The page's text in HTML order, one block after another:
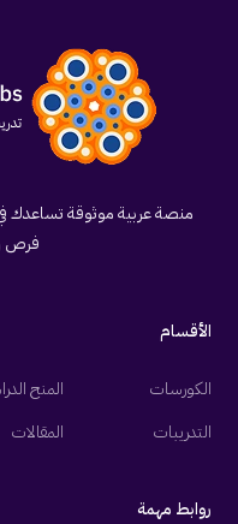
منصة عربية موثوقة تساعدك
فرص
الأقسام
الكورسات المنح
التدريبات
المقالات
روابط مهمة